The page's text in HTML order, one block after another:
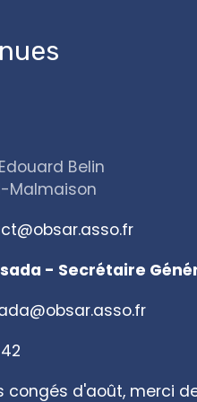
Belin
Malmaison
- Secrétaire
congés d'août, merci